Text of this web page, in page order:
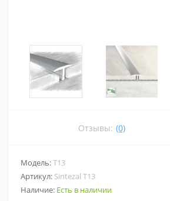
Отзывы: (0)
Модель:Т13
Артикул: Sintezal Т13
Наличие: Есть в наличии